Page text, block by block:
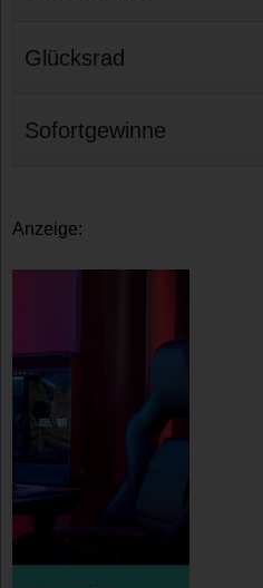
Glücksrad
Sofortgewinne
Anzeige: